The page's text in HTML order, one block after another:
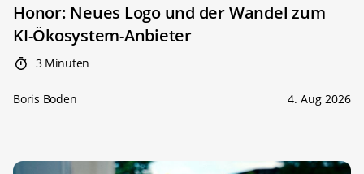
Honor: Neues Logo und der Wandel zum
KI-Ökosystem-Anbieter
3 Minuten
Boris Boden 4. Aug 2026